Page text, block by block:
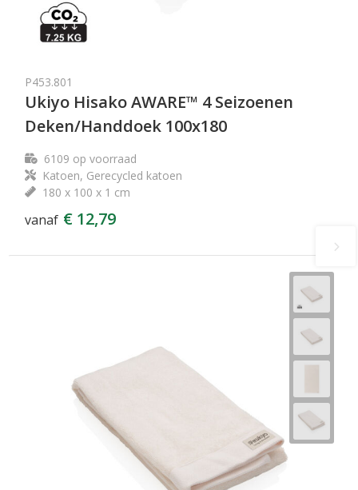
P453.801
Ukiyo Hisako AWARE™ 4 Seizoenen
Deken/Handdoek 100x180
6109 op voorraad
Katoen, Gerecycled katoen
180 x 100 x 1 cm
vanaf € 12,79